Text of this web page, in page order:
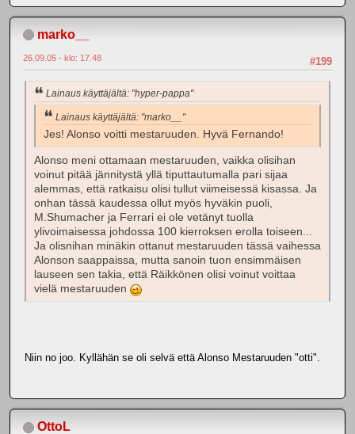
marko__
#199
26.09.05 - klo: 17.48
Lainaus käyttäjältä: "hyper-pappa"
Lainaus käyttäjältä: "marko__"
Jes! Alonso voitti mestaruuden. Hyvä Fernando!
Alonso meni ottamaan mestaruuden, vaikka olisihan
voinut pitää jännitystä yllä tiputtautumalla pari sijaa
alemmas, että ratkaisu olisi tullut viimeisessä kisassa. Ja
onhan tässä kaudessa ollut myös hyväkin puoli,
M.Shumacher ja Ferrari ei ole vetänyt tuolla
ylivoimaisessa johdossa 100 kierroksen erolla toiseen...
Ja olisnihan minäkin ottanut mestaruuden tässä vaihessa
Alonson saappaissa, mutta sanoin tuon ensimmäisen
lauseen sen takia, että Räikkönen olisi voinut voittaa
vielä mestaruuden
Niin no joo. Kyllähän se oli selvä että Alonso Mestaruuden "otti".
OttoL